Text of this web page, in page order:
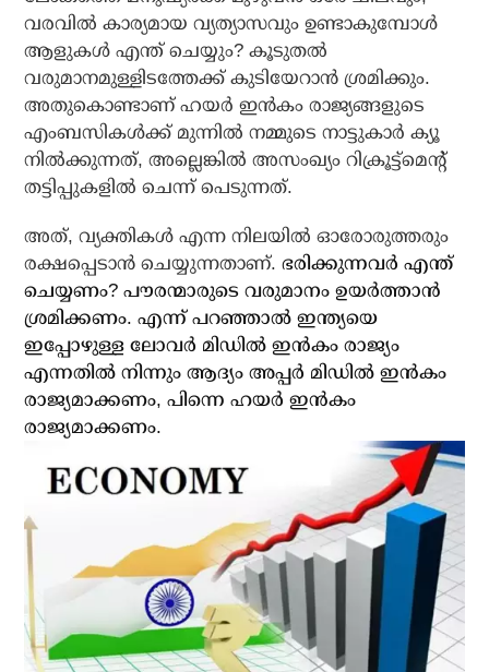
വരവില്‍ കാര്യമായ വ്യത്യാസവും ഉണ്ടാകുമ്പോള്‍
ആളുകള്‍ എന്ത് ചെയ്യും? കൂടുതല്‍
വരുമാനമുള്ളിടത്തേക്ക് കുടിയേറാന്‍ ശ്രമിക്കും.
അതുകൊണ്ടാണ് ഹയര്‍ ഇന്‍കം രാജ്യങ്ങളുടെ
എംബസികള്‍ക്ക് മുന്നില്‍ നമ്മുടെ നാട്ടുകാര്‍ ക്യൂ
നില്‍ക്കുന്നത്, അല്ലെങ്കില്‍ അസംഖ്യം റിക്രൂട്ട്‌മെന്റ്
തട്ടിപ്പുകളില്‍ ചെന്ന് പെടുന്നത്.
അത്, വ്യക്തികള്‍ എന്ന നിലയില്‍ ഓരോരുത്തരും
രക്ഷപ്പെടാന്‍ ചെയ്യുന്നതാണ്.ഭരിക്കുന്നവര്‍ എന്ത്
ചെയ്യണം? പൗരന്മാരുടെ വരുമാനം ഉയര്‍ത്താന്‍
ശ്രമിക്കണം. എന്ന് പറഞ്ഞാല്‍ ഇന്ത്യയെ
ഇപ്പോഴുള്ള ലോവര്‍ മിഡില്‍ ഇന്‍കം രാജ്യം
എന്നതില്‍ നിന്നും ആദ്യം അപ്പര്‍ മിഡില്‍ ഇന്‍കം
രാജ്യമാക്കണം, പിന്നെ ഹയര്‍ ഇന്‍കം
രാജ്യമാക്കണം.